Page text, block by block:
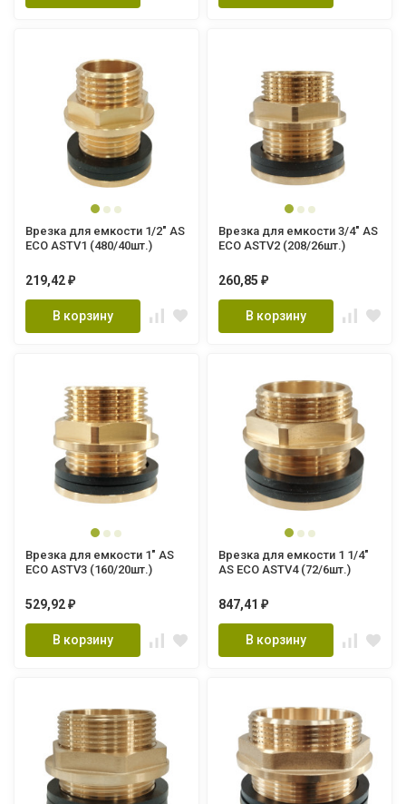
Врезка для емкости 1/2" AS
ECO ASTV1 (480/40шт.)
219,42 ₽
В корзину
Врезка для емкости 3/4" AS
ECO ASTV2 (208/26шт.)
260,85 ₽
В корзину
Врезка для емкости 1" AS
ECO ASTV3 (160/20шт.)
529,92 ₽
В корзину
Врезка для емкости 1 1/4"
AS ECO ASTV4 (72/6шт.)
847,41 ₽
В корзину